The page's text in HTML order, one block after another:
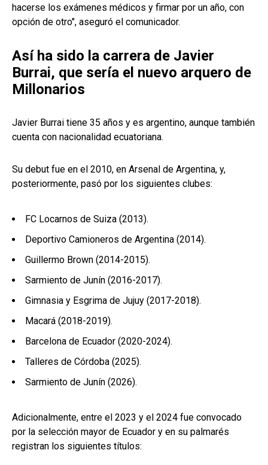
hacerse los exámenes médicos y firmar por un año, con
opción de otro", aseguró el comunicador.
Así ha sido la carrera de Javier
Burrai, que sería el nuevo arquero de
Millonarios
Javier Burrai tiene 35 años y es argentino, aunque también
cuenta con nacionalidad ecuatoriana.
Su debut fue en el 2010, en Arsenal de Argentina, y,
posteriormente, pasó por los siguientes clubes:
FC Locarnos de Suiza (2013).
Deportivo Camioneros de Argentina (2014).
Guillermo Brown (2014-2015).
Sarmiento de Junín (2016-2017).
Gimnasia y Esgrima de Jujuy (2017-2018).
Macará (2018-2019).
Barcelona de Ecuador (2020-2024).
Talleres de Córdoba (2025).
Sarmiento de Junín (2026).
Adicionalmente, entre el 2023 y el 2024 fue convocado
por la selección mayor de Ecuador y en su palmarés
registran los siguientes títulos: